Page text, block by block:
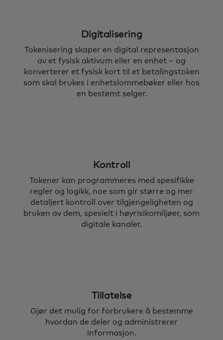
Digitalisering
Tokenisering skaper en digital representasjon
av et fysisk aktivum eller en enhet – og
konverterer et fysisk kort til et betalingstoken
som skal brukes i enhetslommebøker eller hos
en bestemt selger.
Kontroll
Tokener kan programmeres med spesifikke
regler og logikk, noe som gir større og mer
detaljert kontroll over tilgjengeligheten og
bruken av dem, spesielt i høyrisikomiljøer, som
digitale kanaler.
Tillatelse
Gjør det mulig for forbrukere å bestemme
hvordan de deler og administrerer
informasjon.